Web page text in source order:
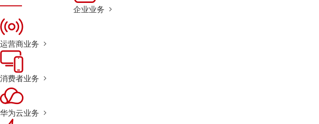
企业业务
运营商业务
消费者业务
华为云业务